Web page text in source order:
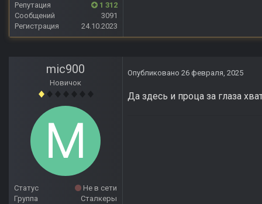
Репутация
1 312
Сообщений
3091
Регистрация
24.10.2023
mic900
Новичок
Статус
Не в сети
Группа
Сталкеры
Опубликовано 26 февраля, 2025
Да здесь и проца за глаза